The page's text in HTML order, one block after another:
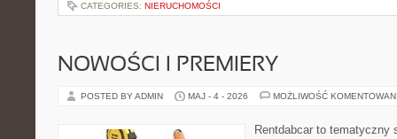
CATEGORIES: NIERUCHOMOŚCI
NOWOŚCI I PREMIERY
POSTED BY ADMIN MAJ - 4 - 2026 MOŻLIWOŚĆ
Rentdabcar to tematyczny